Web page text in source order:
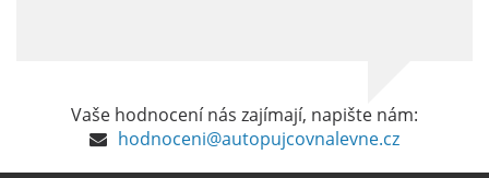
Půjčení auta na letišti v Alicante je výborný
způsob, jak pohodlně objevovat město i jeho
Vaše hodnocení nás zajímají, napište nám:
hodnoceni@autopujcovnalevne.cz